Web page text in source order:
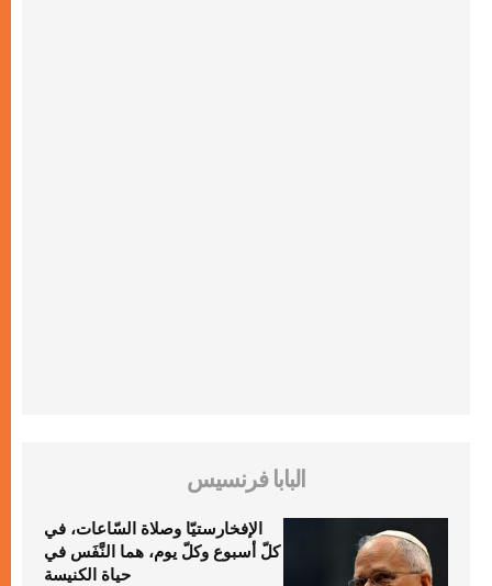
البابا فرنسيس
الإفخارستيّا وصلاة السّاعات، في
كلّ أسبوع وكلّ يوم، هما النَّفَس في
حياة الكنيسة